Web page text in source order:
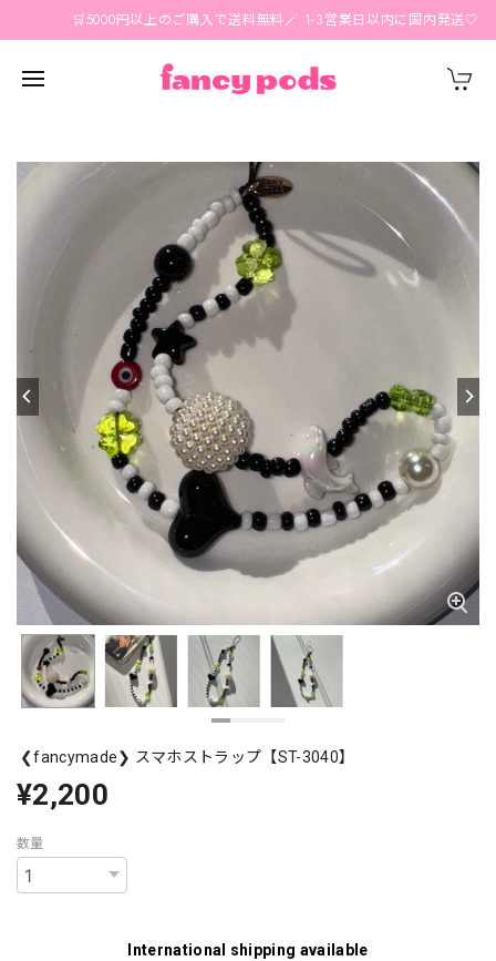
🛒5000円以上のご購入で送料無料🪄 1-3営業日以内に国内発送🤍
❮fancymade❯ スマホストラップ【ST-3040】
¥2,200
数量
International shipping available